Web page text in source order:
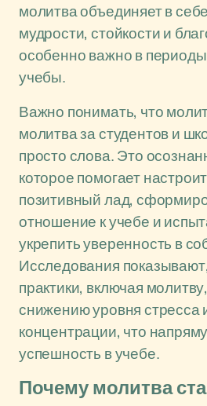
молитва объединяет в
мудрости, стойкости и
особенно важно в
учебы.
Важно понимать, что
молитва за студентов и
просто слова. Это
которое помогает
позитивный лад,
отношение к учебе и
укрепить уверенность в
Исследования
практики, включая
снижению уровня
концентрации, что
успешность в учебе.
Почему молитва